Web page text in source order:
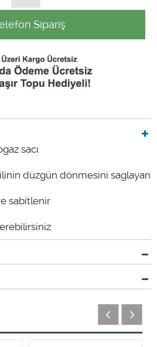
Sipariş
sacı
düzgün dönmesini saglayan
sabitlenir